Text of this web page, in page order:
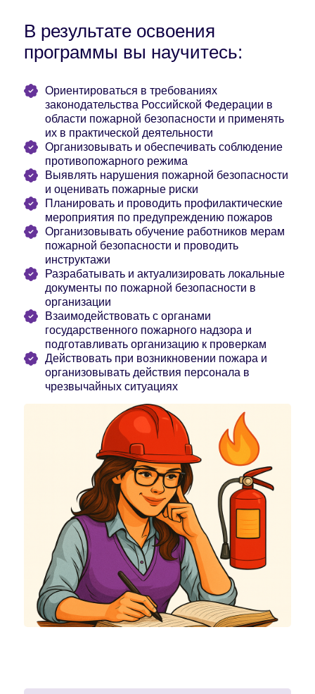
В результате освоения
программы вы научитесь:
Ориентироваться в требованиях
законодательства Российской Федерации в
области пожарной безопасности и применять
их в практической деятельности
Организовывать и обеспечивать соблюдение
противопожарного режима
Выявлять нарушения пожарной безопасности
и оценивать пожарные риски
Планировать и проводить профилактические
мероприятия по предупреждению пожаров
Организовывать обучение работников мерам
пожарной безопасности и проводить
инструктажи
Разрабатывать и актуализировать локальные
документы по пожарной безопасности в
организации
Взаимодействовать с органами
государственного пожарного надзора и
подготавливать организацию к проверкам
Действовать при возникновении пожара и
организовывать действия персонала в
чрезвычайных ситуациях